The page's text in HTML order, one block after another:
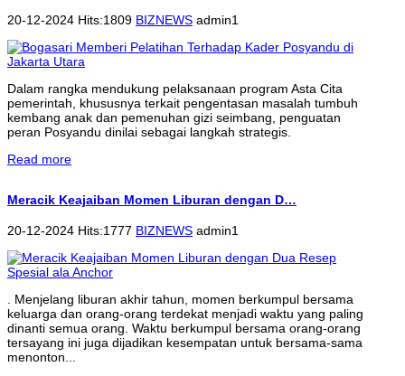
20-12-2024 Hits:1809 BIZNEWS admin1
Dalam rangka mendukung pelaksanaan program Asta Cita
pemerintah, khususnya terkait pengentasan masalah tumbuh
kembang anak dan pemenuhan gizi seimbang, penguatan
peran Posyandu dinilai sebagai langkah strategis.
Read more
Meracik Keajaiban Momen Liburan dengan D…
20-12-2024 Hits:1777 BIZNEWS admin1
. Menjelang liburan akhir tahun, momen berkumpul bersama
keluarga dan orang-orang terdekat menjadi waktu yang paling
dinanti semua orang. Waktu berkumpul bersama orang-orang
tersayang ini juga dijadikan kesempatan untuk bersama-sama
menonton...